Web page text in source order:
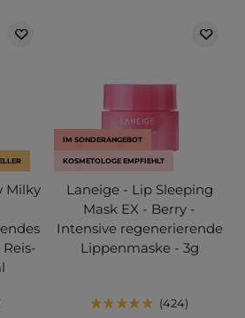
Milky
IM SONDERANGEBOT
KOSMETOLOGE EMPFIEHLT
Laneige - Lip Sleeping
Mask EX - Berry -
Intensive regenerierende
Lippenmaske - 3g
424